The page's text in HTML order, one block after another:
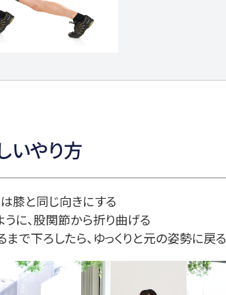
いやり方
膝と同じ向きにする
に、股関節から折り曲げる
で下ろしたら、ゆっくりと元の姿勢に戻る